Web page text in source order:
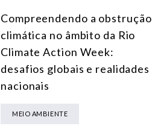
Compreendendo a obstrução
climática no âmbito da Rio
Climate Action Week:
desafios globais e realidades
nacionais
MEIO AMBIENTE